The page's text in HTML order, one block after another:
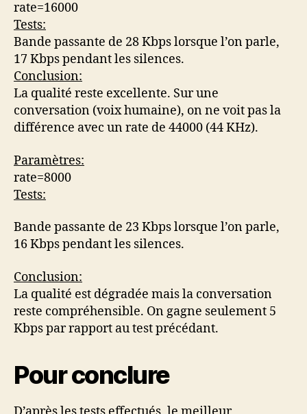
rate=16000
Tests:
Bande passante de 28 Kbps lorsque l’on parle,
17 Kbps pendant les silences.
Conclusion:
La qualité reste excellente. Sur une
conversation (voix humaine), on ne voit pas la
différence avec un rate de 44000 (44 KHz).
Paramètres:
rate=8000
Tests:
Bande passante de 23 Kbps lorsque l’on parle,
16 Kbps pendant les silences.
Conclusion:
La qualité est dégradée mais la conversation
reste compréhensible. On gagne seulement 5
Kbps par rapport au test précédant.
Pour conclure